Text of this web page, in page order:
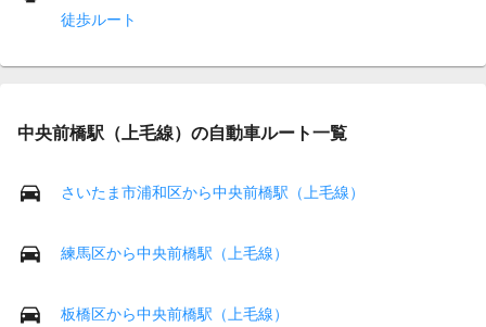
徒歩ルート
中央前橋駅（上毛線）の自動車ルート一覧
さいたま市浦和区から中央前橋駅（上毛線）
練馬区から中央前橋駅（上毛線）
板橋区から中央前橋駅（上毛線）